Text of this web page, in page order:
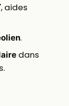
aides
.
dans